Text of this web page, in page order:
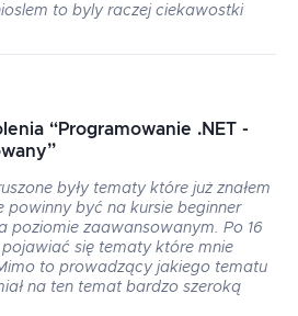
to byly raczej ciekawostki
“Programowanie .NET -
”
były tematy które już znałem
powinny być na kursie beginner
poziomie zaawansowanym. Po 16
pojawiać się tematy które mnie
to prowadzący jakiego tematu
na ten temat bardzo szeroką